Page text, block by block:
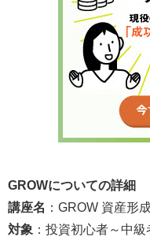
GROWについての詳細
講座名 ：GROW 資産形
対象 ：投資初心者～中